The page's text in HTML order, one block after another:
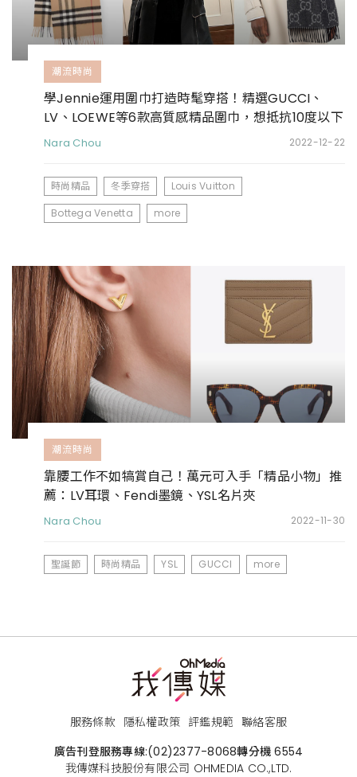
潮流時尚
學Jennie運用圍巾打造時髦穿搭！精選GUCCI、
LV、LOEWE等6款高質感精品圍巾，想抵抗10度以下
低溫必收
Nara Chou 2022-12-22
時尚精品 冬季穿搭
Louis Vuitton
Bottega Venetta
more
潮流時尚
靠腰工作不如犒賞自己！萬元可入手「精品小物」推
薦：LV耳環、Fendi墨鏡、YSL名片夾
Nara Chou 2022-11-30
聖誕節 時尚精品 YSL GUCCI more
服務條款 隱私權政策 評鑑規範 聯絡客服
廣告刊登服務專線:(02)2377-8068轉分機 6554
我傳媒科技股份有限公司 OHMEDIA CO.,LTD.